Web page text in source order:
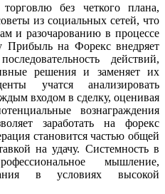
без четкого плана,
из социальных сетей, что
и разочарованию в процессе
Прибыль на Форекс внедряет
действий,
решения и заменяет их
учатся анализировать
входом в сделку, оценивая
вознаграждения
заработать на форекс
становится частью общей
на удачу. Системность в
мышление,
в условиях высокой